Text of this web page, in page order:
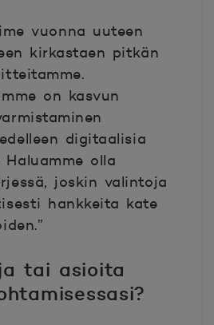
vuonna uuteen
kirkastaen pitkän
on kasvun
digitaalisia
Haluamme olla
joskin valintoja
hankkeita kate
tai asioita